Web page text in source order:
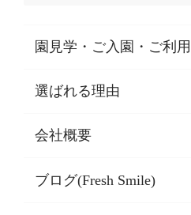
園見学・ご入園・ご利
園見学・ご入園・ご利
東京都認証保育所空き
選ばれる理由
選ばれる理由一覧
乳児期・幼児期・
会社概要
会社概要
ブログ(Fresh Smile)